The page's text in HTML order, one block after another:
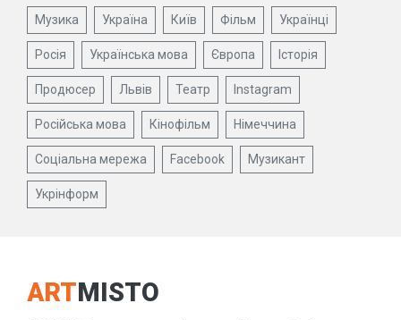
Музика Україна Київ Фільм Українці
Росія Українська мова Європа Історія
Продюсер Львів Театр Instagram
Російська мова Кінофільм Німеччина
Соціальна мережа Facebook Музикант
Укрінформ
ARTMISTO